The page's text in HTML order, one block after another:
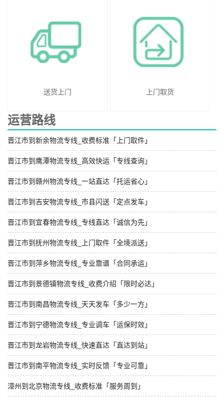
送货上门 上门取货
运营路线
晋江市到新余物流专线_收费标准「上门取件」
晋江市到鹰潭物流专线_高效快运「专线查询」
晋江市到赣州物流专线_一站直达「托运省心」
晋江市到吉安物流专线_市县闪送「定点发车」
晋江市到宜春物流专线_专线直达「诚信为先」
晋江市到抚州物流专线_上门取件「全境派送」
晋江市到萍乡物流专线_专业靠谱「合同承运」
晋江市到景德镇物流专线_收费介绍「限时必达」
晋江市到南昌物流专线_天天发车「多少一方」
晋江市到宁德物流专线_专业调车「运保时效」
晋江市到龙岩物流专线_快速直达「直达到站」
晋江市到南平物流专线_实时反馈「专业可靠」
漳州到北京物流专线_收费标准「服务周到」